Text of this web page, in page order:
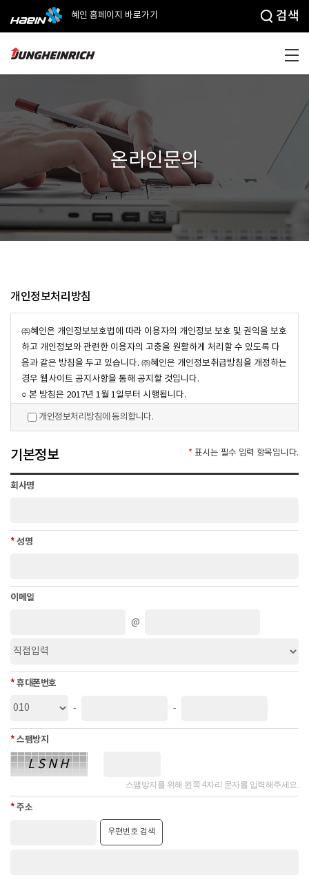
혜인 홈페이지 바로가기 검색
온라인문의
개인정보처리방침
㈜혜인은 개인정보보호법에 따라 이용자의 개인정보 보호 및 권익을 보호
하고 개인정보와 관련한 이용자의 고충을 원활하게 처리할 수 있도록 다
음과 같은 방침을 두고 있습니다. ㈜혜인은 개인정보취급방침을 개정하는
경우 웹사이트 공지사항을 통해 공지할 것입니다.
○ 본 방침은 2017년 1월 1일부터 시행됩니다.
다.
- 개인정보 항목 : 이름, 회사명, 비밀번호, 휴대전화번호, 이메일, 자택주
소, 자택전화번호
2. 개인정보 수집 및 이용 목적
시에는 사전동의를 구할 예정입니다.
- 구매 상담 및 문의 답변을 위한 개인정보 습득
- 접속 빈도 파악 또는 회원의 서비스 이용에 대한 통계
3. 개인정보의 처리 및 보유 기간
개인정보를 수집 시에 동의 받은 개인정보 보유,이용기간 내에서 개인정
② 각각의 개인정보 처리 및 보유 기간은 다음과 같습니다.
- 보유기간 : 지체 없이 파기
- 관련법령 : 신용정보의 수집/처리 및 이용 등에 관한 기록 : 3년
4. 개인정보의 제3자 제공 및 위탁 관련 사항
① ㈜혜인은 이용자의 개인정보를 외부에 제공하지 않습니다. 다만, 아래
의 경우는 예외로 합니다.
- 이용자들이 사전에 동의한 경우
개인정보처리방침에 동의합니다.
기본정보 * 표시는 필수 입력 항목입니다.
회사명
*성명
이메일
@
*휴대폰번호
- -
*스팸방지
LSNH
스팸방지를 위해 왼쪽 4자리 문자를 입력해주세요.
*주소
우편번호 검색